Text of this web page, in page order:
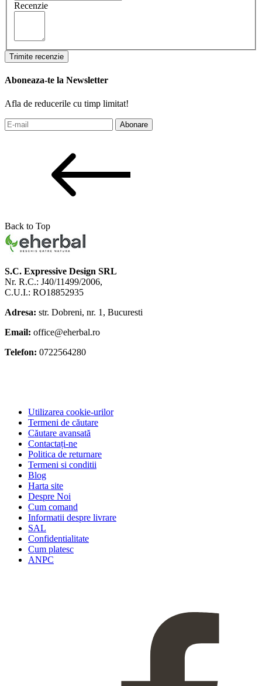
Recenzie
Trimite recenzie
Aboneaza-te la Newsletter
Afla de reducerile cu timp limitat!
Abonare
Back to Top
S.C. Expressive Design SRL
Nr. R.C.: J40/11499/2006,
C.U.I.: RO18852935
Adresa: str. Dobreni, nr. 1, Bucuresti
Email: office@eherbal.ro
Telefon: 0722564280
Utilizarea cookie-urilor
Termeni de căutare
Căutare avansată
Contactați-ne
Politica de returnare
Termeni si conditii
Blog
Harta site
Despre Noi
Cum comand
Informatii despre livrare
SAL
Confidentialitate
Cum platesc
ANPC